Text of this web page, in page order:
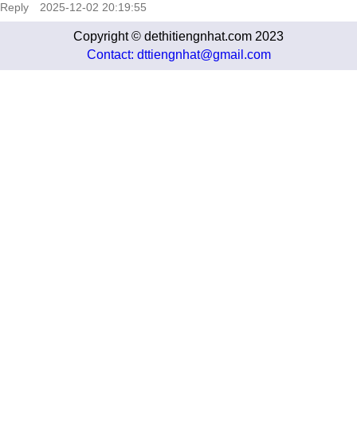
Reply 2025-12-02 20:19:55
Copyright © dethitiengnhat.com 2023
Contact: dttiengnhat@gmail.com